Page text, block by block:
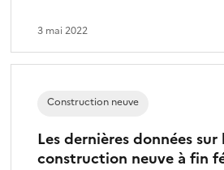
3 mai 2022
Les dernières données sur
construction neuve à fin
Construction neuve